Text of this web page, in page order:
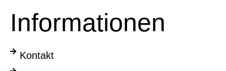
Informationen
Kontakt